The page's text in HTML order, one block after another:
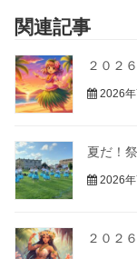
関連記事
２０２
2026
夏だ！
2026
２０２